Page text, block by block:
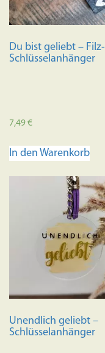
Du bist geliebt – Filz-
Schlüsselanhänger
7,49€
In den Warenkorb
Unendlich geliebt –
Schlüsselanhänger